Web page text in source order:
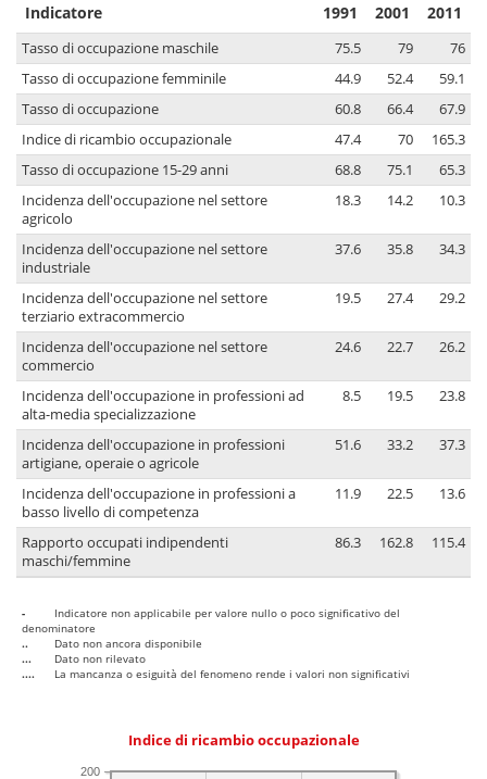
Indicatore 1991 2001 2011
Tasso di occupazione maschile 75.5 79
76
Tasso di occupazione femminile
44.9 52.4
59.1
Tasso di occupazione
60.8 66.4
67.9
Indice di ricambio occupazionale
47.4 70
165.3
Tasso di occupazione 15-29 anni
68.8 75.1
65.3
Incidenza dell'occupazione nel settore
agricolo
18.3 14.2 10.3
Incidenza dell'occupazione nel settore
industriale
37.6 35.8 34.3
Incidenza dell'occupazione nel settore
terziario extracommercio
19.5 27.4 29.2
Incidenza dell'occupazione nel settore
commercio
24.6 22.7 26.2
Incidenza dell'occupazione in professioni ad
alta-media specializzazione
8.5 19.5 23.8
Incidenza dell'occupazione in professioni
artigiane, operaie o agricole
51.6 33.2 37.3
Incidenza dell'occupazione in professioni a
basso livello di competenza
11.9 22.5 13.6
Rapporto occupati indipendenti
maschi/femmine
86.3 162.8 115.4
-
Indicatore non applicabile per valore nullo o poco significativo del
denominatore
..
Dato non ancora disponibile
...
Dato non rilevato
....
La mancanza o esiguità del fenomeno rende i valori non significativi
Indice di ricambio occupazionale
200